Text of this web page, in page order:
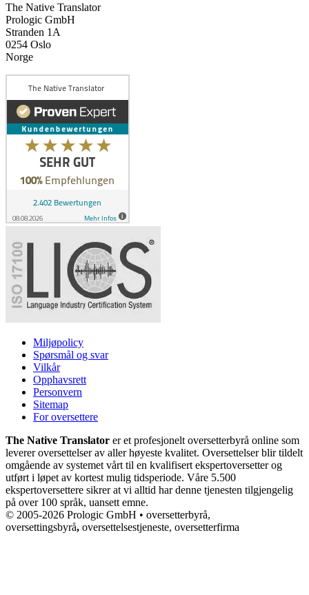
The Native Translator
Prologic GmbH
Stranden 1A
0254 Oslo
Norge
Miljøpolicy
Spørsmål og svar
Vilkår
Opphavsrett
Personvern
Sitemap
For oversettere
The Native Translator er et profesjonelt oversetterbyrå online som
leverer oversettelser av aller høyeste kvalitet. Oversettelser blir tildelt
omgående av systemet vårt til en kvalifisert ekspertoversetter og
utført i løpet av kortest mulig tidsperiode. Våre 5.500
ekspertoversettere sikrer at vi alltid har denne tjenesten tilgjengelig
på over 100 språk, uansett emne.
© 2005-2026 Prologic GmbH • oversetterbyrå,
oversettingsbyrå, oversettelsestjeneste, oversetterfirma